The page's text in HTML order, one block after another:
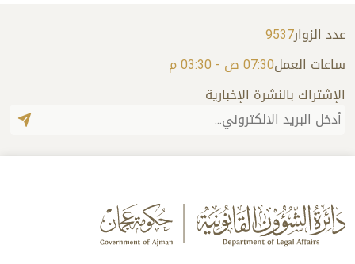
عدد الزوار9537
ساعات العمل07:30 ص - 03:30 م
الإشتراك بالنشرة الإخبارية